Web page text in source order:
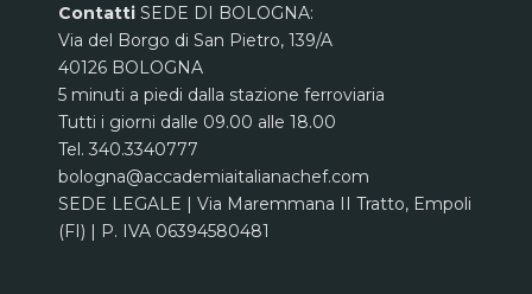
Contatti SEDE DI BOLOGNA:
Via del Borgo di San Pietro, 139/A
40126 BOLOGNA
5 minuti a piedi dalla stazione ferroviaria
Tutti i giorni dalle 09.00 alle 18.00
Tel. 340.3340777
bologna@accademiaitalianachef.com
SEDE LEGALE | Via Maremmana II Tratto, Empoli
(FI) | P. IVA 06394580481